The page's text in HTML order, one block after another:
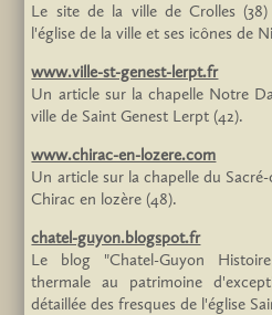
Le site de la ville de Crolles
l'église de la ville et ses icônes de
www.ville-st-genest-lerpt.fr
Un article sur la chapelle Notre
ville de Saint Genest Lerpt (42).
www.chirac-en-lozere.com
Un article sur la chapelle du
Chirac en lozère (48).
chatel-guyon.blogspot.fr
Le blog "Chatel-Guyon
thermale au patrimoine
détaillée des fresques de l'église